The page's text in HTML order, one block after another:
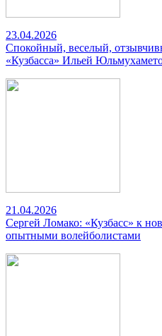
23.04.2026
Спокойный, веселый,
«Кузбасса» Ильей
21.04.2026
Сергей Ломако: «Кузбасс» к
опытными волейболистами